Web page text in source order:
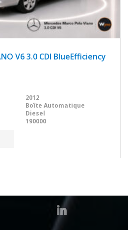
V6 3.0 CDI BlueEfficiency
2012
Boîte Automatique
Diesel
190000